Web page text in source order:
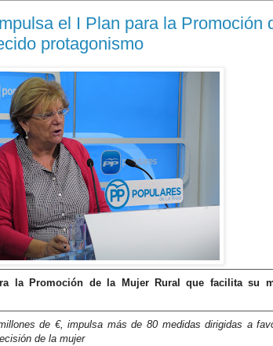
el I Plan para la Promoción
protagonismo
la Promoción de la Mujer Rural que facilita su
de €, impulsa más de 80 medidas dirigidas a
de la mujer